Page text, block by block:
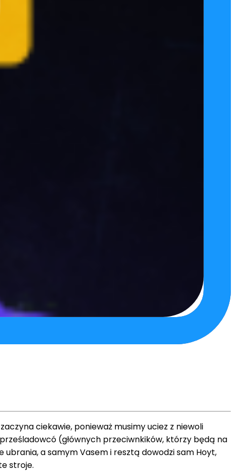
ciekawie, ponieważ musimy uciez z niewoli
(głównych przeciwnkików, którzy będą na
a samym Vasem i resztą dowodzi sam Hoyt,
stroje.